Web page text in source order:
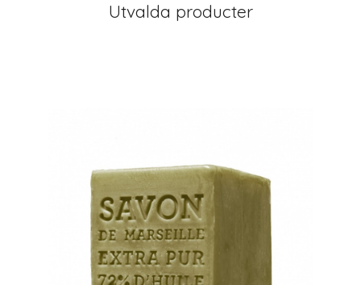
Utvalda producter